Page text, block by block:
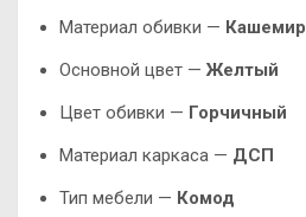
Материал обивки — Кашемир
Основной цвет — Желтый
Цвет обивки — Горчичный
Материал каркаса — ДСП
Тип мебели — Комод